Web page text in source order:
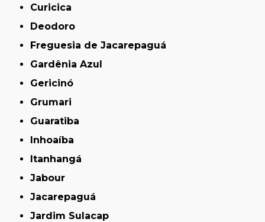
Curicica
Deodoro
Freguesia de Jacarepaguá
Gardênia Azul
Gericinó
Grumari
Guaratiba
Inhoaíba
Itanhangá
Jabour
Jacarepaguá
Jardim Sulacap